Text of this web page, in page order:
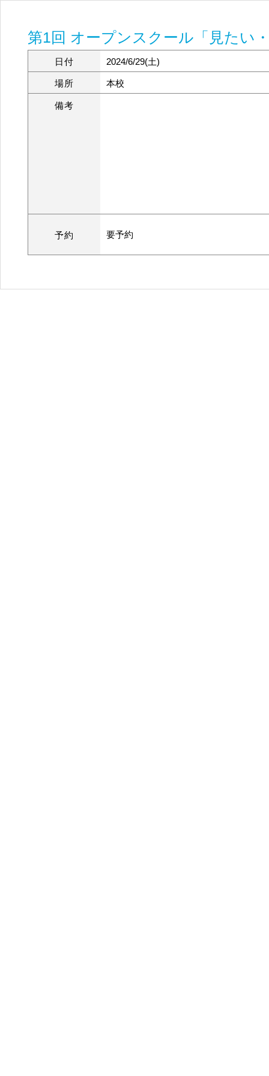
第1回 オープンスクール「見たい
日付 2024/6/29(土)
場所 本校
備考
予約 要予約